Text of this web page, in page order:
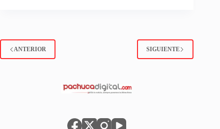
ANTERIOR SIGUIENTE